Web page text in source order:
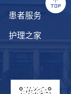
患者服务
护理之家